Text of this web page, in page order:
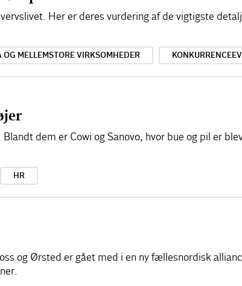
Her er deres vurdering af de vigtigste
OG MELLEMSTORE VIRKSOMHEDER
dem er Cowi og Sanovo, hvor bue og pil er
HR
og Ørsted er gået med i en ny fællesnordisk